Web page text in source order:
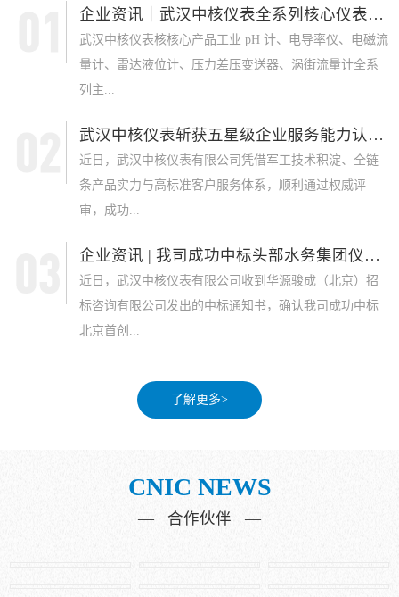
企业资讯｜武汉中核仪表全系列核心仪表获 SI...
武汉中核仪表核核心产品工业 pH 计、电导率仪、电磁流
量计、雷达液位计、压力差压变送器、涡街流量计全系
列主...
武汉中核仪表斩获五星级企业服务能力认证，军...
近日，武汉中核仪表有限公司凭借军工技术积淀、全链
条产品实力与高标准客户服务体系，顺利通过权威评
审，成功...
企业资讯 | 我司成功中标头部水务集团仪表采...
近日，武汉中核仪表有限公司收到华源骏成（北京）招
标咨询有限公司发出的中标通知书，确认我司成功中标
北京首创...
了解更多>
CNIC NEWS
— 合作伙伴 —